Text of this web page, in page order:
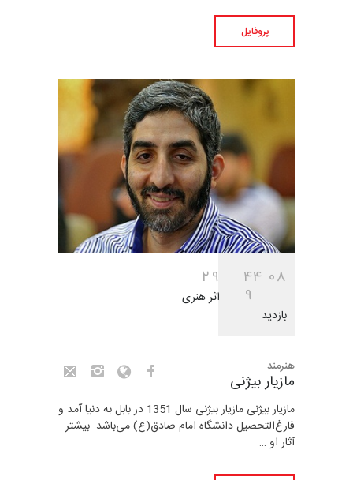
پروفایل
44 08
9
بازدید
29
اثر هنری
هنرمند
مازیار بیژنی
مازیار بیژنی مازیار بیژنی سال 1351 در بابل به دنیا آمد و
فارغ‌التحصیل دانشگاه امام صادق(ع) می‌باشد. بیشتر
آثار او …